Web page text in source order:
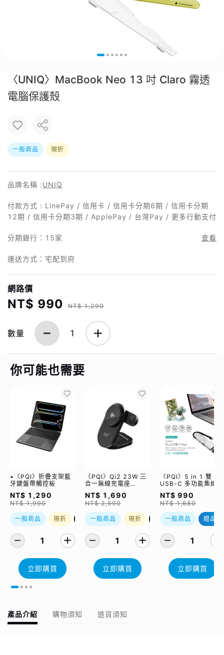
〈UNIQ〉MacBook Neo 13 吋 Claro 霧透
電腦保護殼
一般商品 現折
品牌名稱 :UNIQ
付款方式 : LinePay / 信用卡 / 信用卡分期6期 / 信用卡分期
12期 / 信用卡分期3期 / ApplePay / 台灣Pay / 更多行動支付
分期銀行： 15家 查看
運送方式：宅配到府
網路價
NT$ 990 NT$ 1,290
數量 1
你可能也需要
•〈PQI〉折疊支架藍
牙鍵盤帶觸控板
NT$ 1,290
NT$ 1,990
一般商品 現折 優惠加購
1
立即購買
〈PQI〉Qi2 23W 三
合一無線充電座
(WCC2302)
NT$ 1,690
NT$ 2,590
一般商品 現折 優惠加購
1
立即購買
〈PQI〉5 in 1 雙
USB-C 多功能集線器
（限量加贈｜U988
class 10 Micro SD
記憶卡 64GB，附 SD
轉卡）
NT$ 990
NT$ 1,680
一般商品 贈品
1
立即購買
產品介紹 購物須知 退貨須知